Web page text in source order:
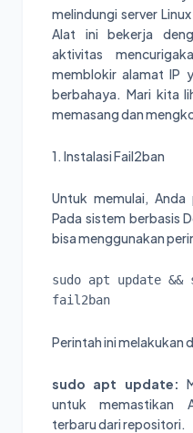
melindungi server
Alat ini bekerja
aktivitas
memblokir alamat IP
berbahaya. Mari kita
memasang dan
1. Instalasi Fail2ban
Untuk memulai,
Pada sistem berbasis
bisa menggunakan
sudo apt update
fail2ban
Perintah ini melakukan
sudo apt update:
untuk memastikan
terbaru dari repositori.